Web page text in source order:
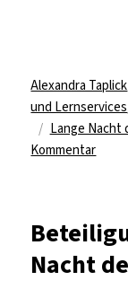
Autor
Alexandra Taplick
und Lernservices
Schlagwörter
Lange Nacht
Kommentarzu
Nacht
der
Nacht